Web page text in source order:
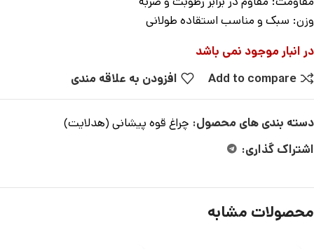
وزن: سبک و مناسب استقاده طولانی
در انبار موجود نمی باشد
Add to compare
افزودن به علاقه مندی
دسته بندی های محصول: چراغ قوه پیشانی (هدلایت)
اشتراک گذاری:
محصولات مشابه